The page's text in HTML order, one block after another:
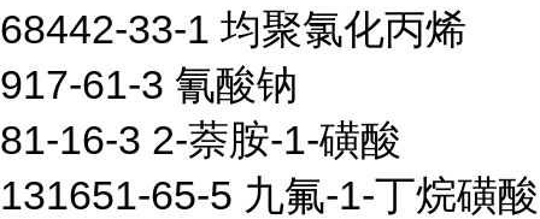
68442-33-1 均聚氯化丙烯
917-61-3 氰酸钠
81-16-3 2-萘胺-1-磺酸
131651-65-5 九氟-1-丁烷磺酸